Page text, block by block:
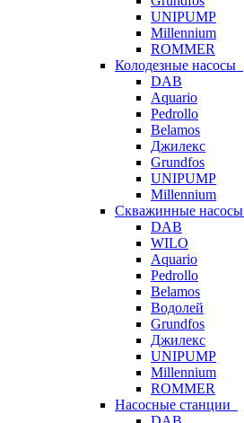
UNIPUMP
Millennium
ROMMER
Колодезные насосы
DAB
Aquario
Pedrollo
Belamos
Джилекс
Grundfos
UNIPUMP
Millennium
Скважинные насосы
DAB
WILO
Aquario
Pedrollo
Belamos
Водолей
Grundfos
Джилекс
UNIPUMP
Millennium
ROMMER
Насосные станции